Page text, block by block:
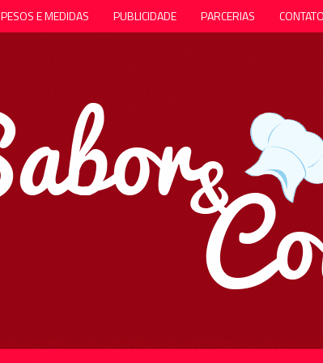
PESOS E MEDIDAS PUBLICIDADE PARCERIAS